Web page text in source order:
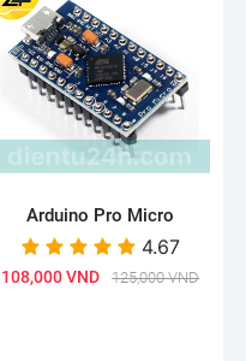
Arduino Pro Micro
4.67
108,000 VND 125,000 VND